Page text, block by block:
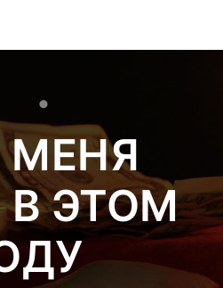
МЕНЯ
ЭТОМ